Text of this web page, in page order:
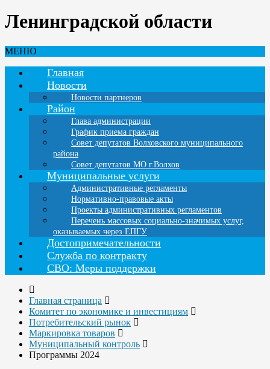
Ленинградской области
МЕНЮ
Главная
Новости
Новости партнеров
Район
Глава администрации
График приема граждан
Совет депутатов Волховского муниципального
района
Совет депутатов МО г.Волхов
Муниципальные услуги
Административные регламенты
Нормативно-правовые акты
Проекты административных регламентов
Перечень массовых социально-значимых услуг,
оказываемых через ЕПГУ
Достопримечательности
Служба по контракту
СВО: Меры поддержки
Главная страница
Комитет по экономике и инвестициям
Потребительский рынок
Маркировка товаров
Муниципальный контроль
Программы 2024